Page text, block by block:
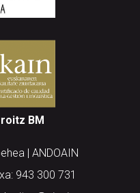
BM
| ANDOAIN
943 300 731